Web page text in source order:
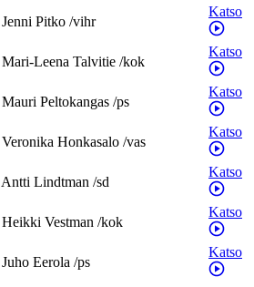
Jenni Pitko /vihr
Katso
Mari-Leena Talvitie /kok
Katso
Mauri Peltokangas /ps
Katso
Veronika Honkasalo /vas
Katso
Antti Lindtman /sd
Katso
Heikki Vestman /kok
Katso
Juho Eerola /ps
Katso